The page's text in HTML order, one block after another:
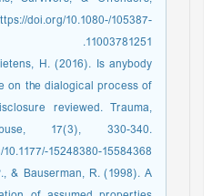
doi.org/10.1080-/105387-
11003781251.
H. (2016). Is anybody
on the dialogical process of
reviewed. Trauma,
17(3), 330-340.
15248380-15584368.
& Bauserman, R. (1998). A